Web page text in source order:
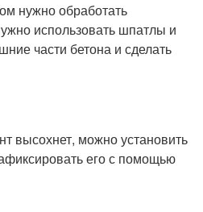
нужно обработать
использовать шпатлы и
части бетона и сделать
высохнет, можно установить
его с помощью